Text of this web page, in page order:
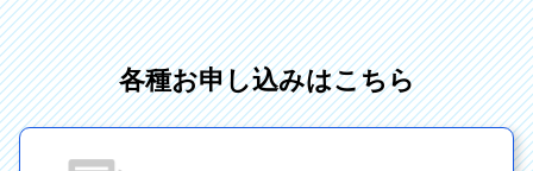
各種お申し込みはこちら